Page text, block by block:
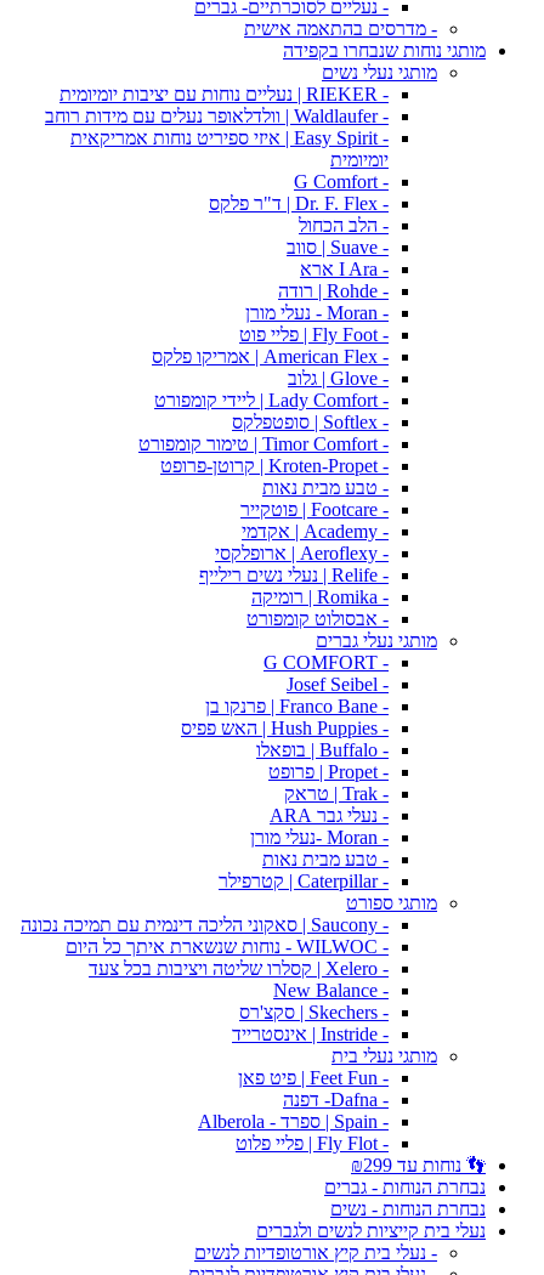
- נעליים לסוכרתיים- גברים
- מדרסים בהתאמה אישית
מותגי נוחות שנבחרו בקפידה
מותגי נעלי נשים
- RIEKER | נעליים נוחות עם יציבות יומיומית
- Waldlaufer | וולדלאופר נעלים עם מידות רוחב
- Easy Spirit | איזי ספיריט נוחות אמריקאית
יומיומית
- G Comfort
- Dr. F. Flex | ד"ר פלקס
- הלב הכחול
- Suave | סווב
- I Ara ארא
- Rohde | רודה
- Moran - נעלי מורן
- Fly Foot | פליי פוט
- American Flex | אמריקו פלקס
- Glove | גלוב
- Lady Comfort | ליידי קומפורט
- Softlex | סופטפלקס
- Timor Comfort | טימור קומפורט
- Kroten-Propet | קרוטן-פרופט
- טבע מבית נאות
- Footcare | פוטקייר
- Academy | אקדמי
- Aeroflexy | ארופלקסי
- Relife | נעלי נשים רילייף
- Romika | רומיקה
- אבסולוט קומפורט
מותגי נעלי גברים
- G COMFORT
- Josef Seibel
- Franco Bane | פרנקו בן
- Hush Puppies | האש פפיס
- Buffalo | בופאלו
- Propet | פרופט
- Trak | טראק
- נעלי גבר ARA
- Moran -נעלי מורן
- טבע מבית נאות
- Caterpillar | קטרפילר
מותגי ספורט
- Saucony | סאקוני הליכה דינמית עם תמיכה נכונה
- WILWOC - נוחות שנשארת איתך כל היום
- Xelero | קסלרו שליטה ויציבות בכל צעד
- New Balance
- Skechers | סקצ'רס
- Instride | אינסטרייד
מותגי נעלי בית
- Feet Fun | פיט פאן
- Dafna- דפנה
- Spain | ספרד - Alberola
- Fly Flot | פליי פלוט
👣 נוחות עד ₪299
נבחרת הנוחות - גברים
נבחרת הנוחות - נשים
נעלי בית קייציות לנשים ולגברים
- נעלי בית קיץ אורטופדיות לנשים